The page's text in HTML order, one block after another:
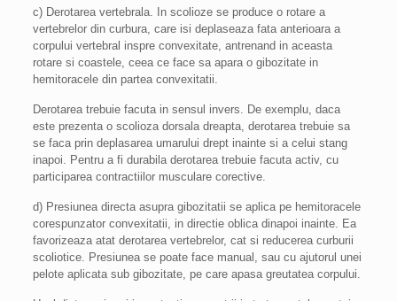
c) Derotarea vertebrala. In scolioze se produce o rotare a
vertebrelor din curbura, care isi deplaseaza fata anterioara a
corpului vertebral inspre convexitate, antrenand in aceasta
rotare si coastele, ceea ce face sa apara o gibozitate in
hemitoracele din partea convexitatii.
Derotarea trebuie facuta in sensul invers. De exemplu, daca
este prezenta o scolioza dorsala dreapta, derotarea trebuie sa
se faca prin deplasarea umarului drept inainte si a celui stang
inapoi. Pentru a fi durabila derotarea trebuie facuta activ, cu
participarea contractiilor musculare corective.
d) Presiunea directa asupra gibozitatii se aplica pe hemitoracele
corespunzator convexitatii, in directie oblica dinapoi inainte. Ea
favorizeaza atat derotarea vertebrelor, cat si reducerea curburii
scoliotice. Presiunea se poate face manual, sau cu ajutorul unei
pelote aplicata sub gibozitate, pe care apasa greutatea corpului.